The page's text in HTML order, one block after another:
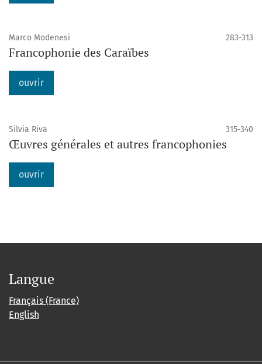
Marco Modenesi 283-313
Francophonie des Caraïbes
ouvrir
Silvia Riva 315-340
Œuvres générales et autres francophonies
ouvrir
Langue
Français (France)
English